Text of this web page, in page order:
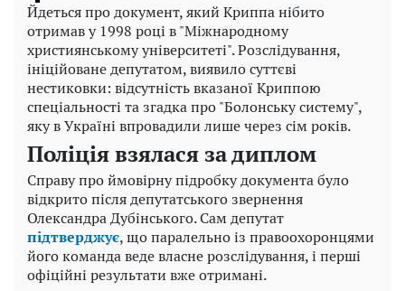
Йдеться про документ, який Криппа нібито
отримав у 1998 році в "Міжнародному
християнському університеті". Розслідування,
ініційоване депутатом, виявило суттєві
нестиковки: відсутність вказаної Криппою
спеціальності та згадка про "Болонську систему",
яку в Україні впровадили лише через сім років.
Поліція взялася за диплом
Справу про ймовірну підробку документа було
відкрито після депутатського звернення
Олександра Дубінського. Сам депутат
підтверджує, що паралельно із правоохоронцями
його команда веде власне розслідування, і перші
офіційні результати вже отримані.